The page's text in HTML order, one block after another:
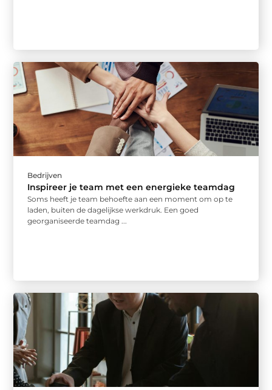
Bedrijven
Inspireer je team met een energieke teamdag
Soms heeft je team behoefte aan een moment om op te
laden, buiten de dagelijkse werkdruk. Een goed
georganiseerde teamdag ...